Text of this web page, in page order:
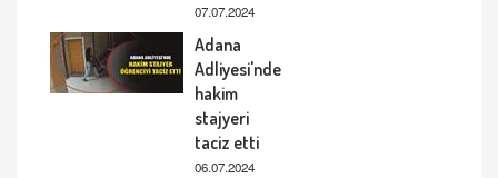
07.07.2024
Adana
Adliyesi'nde
hakim
stajyeri
taciz etti
06.07.2024